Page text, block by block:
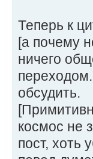
Теперь к
[а почему
ничего
обсудить.
космос не
пост, хоть